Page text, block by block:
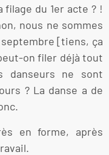
du 1er acte ? !
nous ne sommes
septembre [tiens, ça
on filer déjà tout
danseurs ne sont
? La danse a de
en forme, après